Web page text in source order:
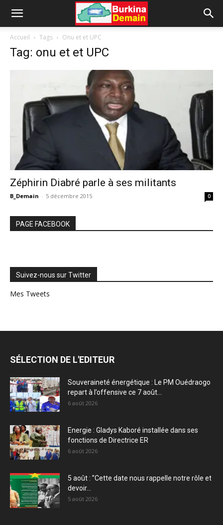
Accueil Tags Onu et et UPC
Tag: onu et et UPC
Zéphirin Diabré parle à ses militants
B_Demain - 5 décembre 2015 0
PAGE FACEBOOK
Suivez-nous sur Twitter
Mes Tweets
SÉLECTION DE L'EDITEUR
Souveraineté énergétique : Le PM Ouédraogo
repart à l’offensive ce 7 août...
6 août 2026
Energie : Gladys Kaboré installée dans ses
fonctions de Directrice ER
6 août 2026
5 août : ”Cette date nous rappelle notre rôle et
devoir...
5 août 2026